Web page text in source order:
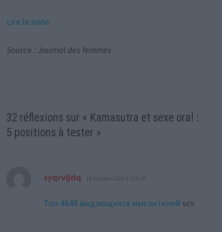
Lire la suite…
Source : Journal des femmes
32 réflexions sur « Kamasutra et sexe oral :
5 positions à tester »
syqrvljdq dit :
14 octobre 2025 à 12h19
Топ 4648 выдающихся мыслителей vcv